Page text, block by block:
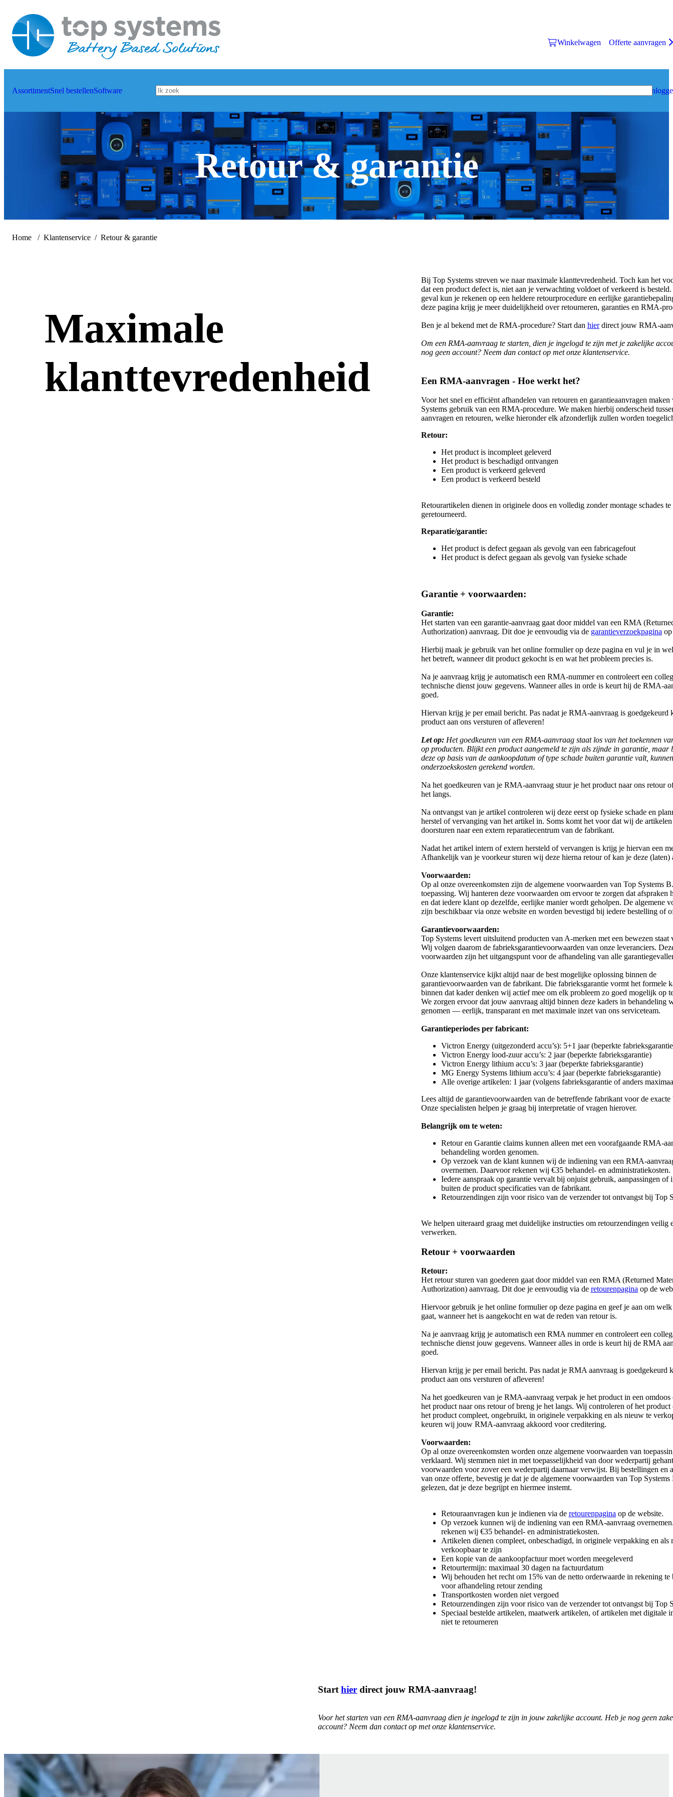
Winkelwagen Offerte aanvragen
AssortimentSnel bestellenSoftware
Retour & garantie
Home Klantenservice Retour & garantie
Maximale
klanttevredenheid
Bij Top Systems streven we naar maximale klanttevredenheid. Toch kan het
dat een product defect is, niet aan je verwachting voldoet of verkeerd is
geval kun je rekenen op een heldere retourprocedure en eerlijke
deze pagina krijg je meer duidelijkheid over retourneren, garanties en RMA-
Ben je al bekend met de RMA-procedure? Start dan hierdirect jouw RMA-
Om een RMA-aanvraag te starten, dien je ingelogd te zijn met je zakelijke
nog geen account? Neem dan contact op met onze klantenservice.
Een RMA-aanvragen - Hoe werkt het?
Voor het snel en efficiënt afhandelen van retouren en garantieaanvragen
Systems gebruik van een RMA-procedure. We maken hierbij onderscheid
aanvragen en retouren, welke hieronder elk afzonderlijk zullen worden
Retour:
Het product is incompleet geleverd
Het product is beschadigd ontvangen
Een product is verkeerd geleverd
Een product is verkeerd besteld
Retourartikelen dienen in originele doos en volledig zonder montage schades
geretourneerd.
Reparatie/garantie:
Het product is defect gegaan als gevolg van een fabricagefout
Het product is defect gegaan als gevolg van fysieke schade
Garantie + voorwaarden:
Garantie:
Het starten van een garantie-aanvraag gaat door middel van een RMA
Authorization) aanvraag. Dit doe je eenvoudig via de garantieverzoekpagina
Hierbij maak je gebruik van het online formulier op deze pagina en vul je in
het betreft, wanneer dit product gekocht is en wat het probleem precies is.
Na je aanvraag krijg je automatisch een RMA-nummer en controleert een
technische dienst jouw gegevens. Wanneer alles in orde is keurt hij de RMA-
goed.
Hiervan krijg je per email bericht. Pas nadat je RMA-aanvraag is goedgekeurd
product aan ons versturen of afleveren!
Let op: Het goedkeuren van een RMA-aanvraag staat los van het toekennen
op producten. Blijkt een product aangemeld te zijn als zijnde in garantie, maar
deze op basis van de aankoopdatum of type schade buiten garantie valt,
onderzoekskosten gerekend worden.
Na het goedkeuren van je RMA-aanvraag stuur je het product naar ons retour
het langs.
Na ontvangst van je artikel controleren wij deze eerst op fysieke schade en
herstel of vervanging van het artikel in. Soms komt het voor dat wij de artikelen
doorsturen naar een extern reparatiecentrum van de fabrikant.
Nadat het artikel intern of extern hersteld of vervangen is krijg je hiervan een
Afhankelijk van je voorkeur sturen wij deze hierna retour of kan je deze (laten)
Voorwaarden:
Op al onze overeenkomsten zijn de algemene voorwaarden van Top Systems
toepassing. Wij hanteren deze voorwaarden om ervoor te zorgen dat afspraken
en dat iedere klant op dezelfde, eerlijke manier wordt geholpen. De algemene
zijn beschikbaar via onze website en worden bevestigd bij iedere bestelling of
Garantievoorwaarden:
Top Systems levert uitsluitend producten van A-merken met een bewezen staat
Wij volgen daarom de fabrieksgarantievoorwaarden van onze leveranciers.
voorwaarden zijn het uitgangspunt voor de afhandeling van alle
Onze klantenservice kijkt altijd naar de best mogelijke oplossing binnen de
garantievoorwaarden van de fabrikant. Die fabrieksgarantie vormt het formele
binnen dat kader denken wij actief mee om elk probleem zo goed mogelijk op
We zorgen ervoor dat jouw aanvraag altijd binnen deze kaders in behandeling
genomen — eerlijk, transparant en met maximale inzet van ons serviceteam.
Garantieperiodes per fabricant:
Victron Energy (uitgezonderd accu’s): 5+1 jaar (beperkte
Victron Energy lood-zuur accu’s: 2 jaar (beperkte fabrieksgarantie)
Victron Energy lithium accu’s: 3 jaar (beperkte fabrieksgarantie)
MG Energy Systems lithium accu’s: 4 jaar (beperkte fabrieksgarantie)
Alle overige artikelen: 1 jaar (volgens fabrieksgarantie of anders
Lees altijd de garantievoorwaarden van de betreffende fabrikant voor de exacte
Onze specialisten helpen je graag bij interpretatie of vragen hierover.
Belangrijk om te weten:
Retour en Garantie claims kunnen alleen met een voorafgaande RMA-
behandeling worden genomen.
Op verzoek van de klant kunnen wij de indiening van een RMA-
overnemen. Daarvoor rekenen wij €35 behandel- en administratiekosten.
Iedere aanspraak op garantie vervalt bij onjuist gebruik, aanpassingen of
buiten de product specificaties van de fabrikant.
Retourzendingen zijn voor risico van de verzender tot ontvangst bij Top
We helpen uiteraard graag met duidelijke instructies om retourzendingen veilig
verwerken.
Retour + voorwaarden
Retour:
Het retour sturen van goederen gaat door middel van een RMA (Returned
Authorization) aanvraag. Dit doe je eenvoudig via de retourenpagina op de
Hiervoor gebruik je het online formulier op deze pagina en geef je aan om
gaat, wanneer het is aangekocht en wat de reden van retour is.
Na je aanvraag krijg je automatisch een RMA nummer en controleert een
technische dienst jouw gegevens. Wanneer alles in orde is keurt hij de RMA
goed.
Hiervan krijg je per email bericht. Pas nadat je RMA aanvraag is goedgekeurd
product aan ons versturen of afleveren!
Na het goedkeuren van je RMA-aanvraag verpak je het product in een omdoos
het product naar ons retour of breng je het langs. Wij controleren of het product
het product compleet, ongebruikt, in originele verpakking en als nieuw te
keuren wij jouw RMA-aanvraag akkoord voor creditering.
Voorwaarden:
Op al onze overeenkomsten worden onze algemene voorwaarden van
verklaard. Wij stemmen niet in met toepasselijkheid van door wederpartij
voorwaarden voor zover een wederpartij daarnaar verwijst. Bij bestellingen en
van onze offerte, bevestig je dat je de algemene voorwaarden van Top Systems
gelezen, dat je deze begrijpt en hiermee instemt.
Retouraanvragen kun je indienen via de retourenpagina op de website.
Op verzoek kunnen wij de indiening van een RMA-aanvraag
rekenen wij €35 behandel- en administratiekosten.
Artikelen dienen compleet, onbeschadigd, in originele verpakking en als
verkoopbaar te zijn
Een kopie van de aankoopfactuur moet worden meegeleverd
Retourtermijn: maximaal 30 dagen na factuurdatum
Wij behouden het recht om 15% van de netto orderwaarde in rekening te
voor afhandeling retour zending
Transportkosten worden niet vergoed
Retourzendingen zijn voor risico van de verzender tot ontvangst bij Top
Speciaal bestelde artikelen, maatwerk artikelen, of artikelen met digitale
niet te retourneren
Starthier direct jouw RMA-aanvraag!
Voor het starten van een RMA-aanvraag dien je ingelogd te zijn in jouw zakelijke account. Heb je nog geen
account? Neem dan contact op met onze klantenservice.